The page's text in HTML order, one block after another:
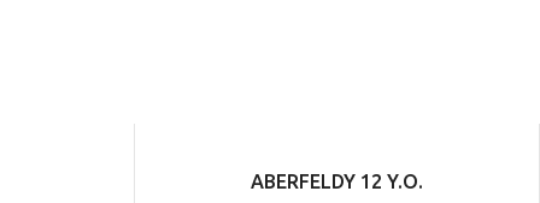
ABERFELDY 12 Y.O.